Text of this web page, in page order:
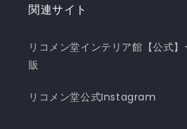
関連サイト
リコメン堂インテリア館【公式
販
リコメン堂公式Instagram